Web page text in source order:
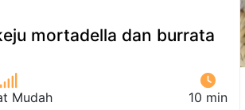
mortadella dan burrata
Mudah 10 min